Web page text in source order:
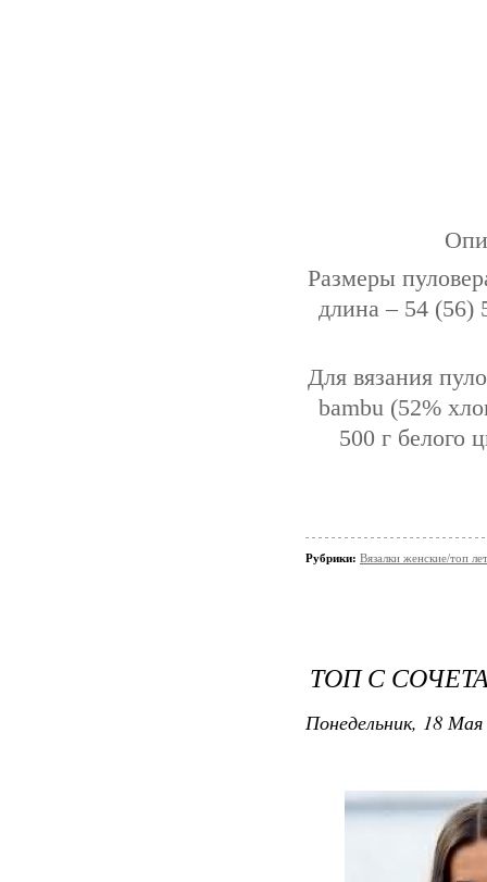
Размеры
длина – 54 (56)
Для вязания
bambu (52%
500 г белого
Рубрики: Вязалки женские/топ
ТОП С
Понедельник, 18